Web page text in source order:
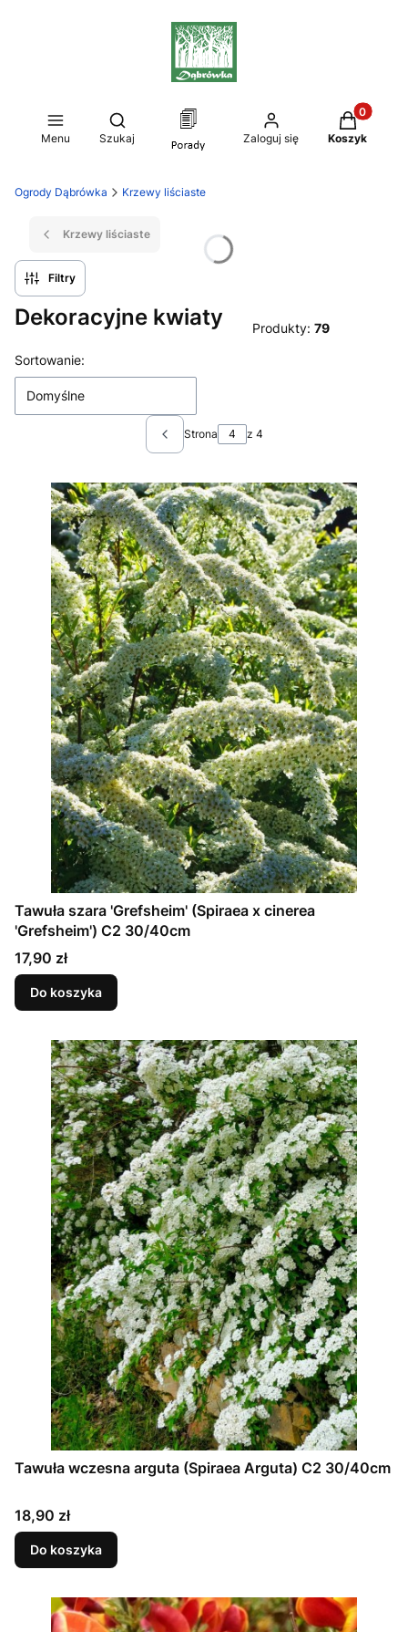
Menu
Otwórz wyszukiwarkę
Szukaj Zaloguj się
Produkty
Koszyk
Ogrody Dąbrówka Krzewy liściaste
Krzewy liściaste
Filtry
Dekoracyjne kwiaty Produkty: 79
Lista produktów
Sortowanie:
Domyślne
Poprzednie produkty
Strona z 4
Tawuła szara 'Grefsheim' (Spiraea x cinerea
'Grefsheim') C2 30/40cm
Cena
17,90 zł
Do koszyka
Tawuła wczesna arguta (Spiraea Arguta) C2 30/40cm
Cena
18,90 zł
Do koszyka